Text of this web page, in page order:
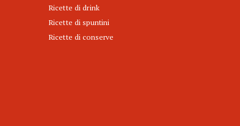
Ricette di drink
Ricette di spuntini
Ricette di conserve